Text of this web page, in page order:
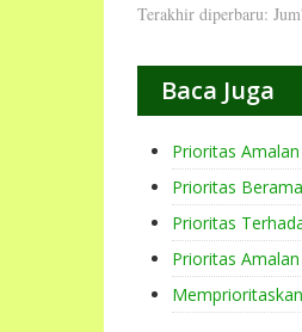
Terakhir diperbaru:
Baca Juga
Prioritas
Prioritas
Prioritas
Prioritas